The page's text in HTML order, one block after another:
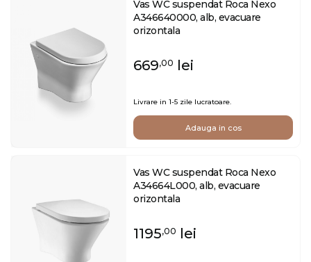
Vas WC suspendat Roca Nexo
A346640000, alb, evacuare
orizontala
669,00 lei
Livrare in 1-5 zile lucratoare.
Adauga in cos
Vas WC suspendat Roca Nexo
A34664L000, alb, evacuare
orizontala
1195,00 lei